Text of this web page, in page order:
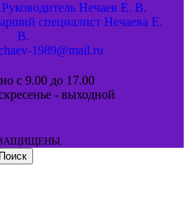
Нечаев Е. В.
специалист Нечаева Е.
В.
1989@mail.ru
с 9.00 до 17.00
- выходной
ЗАЩИЩЕНЫ.
Поиск